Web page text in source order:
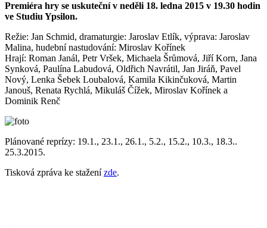
Premiéra hry se uskuteční v neděli 18. ledna 2015 v 19.30 hodin
ve Studiu Ypsilon.
Režie: Jan Schmid, dramaturgie: Jaroslav Etlík, výprava: Jaroslav
Malina, hudební nastudování: Miroslav Kořínek
Hrají: Roman Janál, Petr Vršek, Michaela Šrůmová, Jiří Korn, Jana
Synková, Paulína Labudová, Oldřich Navrátil, Jan Jiráň, Pavel
Nový, Lenka Šebek Loubalová, Kamila Kikinčuková, Martin
Janouš, Renata Rychlá, Mikuláš Čížek, Miroslav Kořínek a
Dominik Renč
Plánované reprízy: 19.1., 23.1., 26.1., 5.2., 15.2., 10.3., 18.3..
25.3.2015.
Tisková zpráva ke staženízde.